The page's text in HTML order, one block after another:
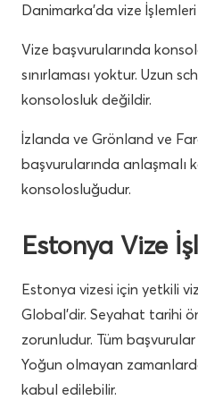
Danimarka’da vize
Vize başvurularında
sınırlaması yoktur. Uzun
konsolosluk değildir.
İzlanda ve Grönland ve
başvurularında anlaşmalı
konsolosluğudur.
Estonya Vize
Estonya vizesi için yetkili
Global’dir. Seyahat tarihi
zorunludur. Tüm
Yoğun olmayan
kabul edilebilir.